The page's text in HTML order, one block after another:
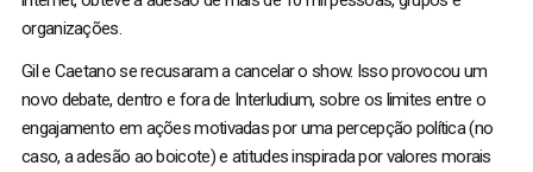
organizações.
Gil e Caetano se recusaram a cancelar o show. Isso provocou um
novo debate, dentro e fora de Interludium, sobre os limites entre o
engajamento em ações motivadas por uma percepção política (no
caso, a adesão ao boicote) e atitudes inspirada por valores morais